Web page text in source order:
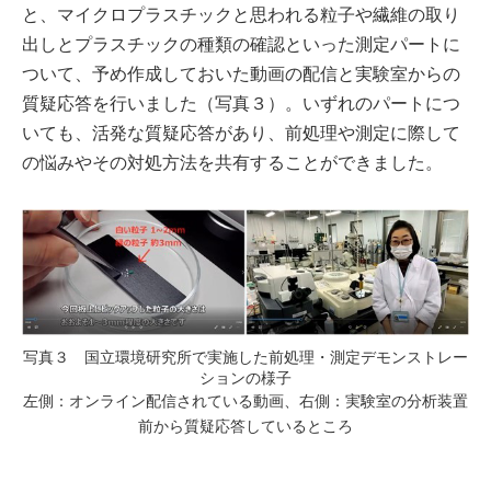
と、マイクロプラスチックと思われる粒子や繊維の取り
出しとプラスチックの種類の確認といった測定パートに
ついて、予め作成しておいた動画の配信と実験室からの
質疑応答を行いました（写真３）。いずれのパートにつ
いても、活発な質疑応答があり、前処理や測定に際して
の悩みやその対処方法を共有することができました。
写真３ 国立環境研究所で実施した前処理・測定デモンストレー
ションの様子
左側：オンライン配信されている動画、右側：実験室の分析装置
前から質疑応答しているところ